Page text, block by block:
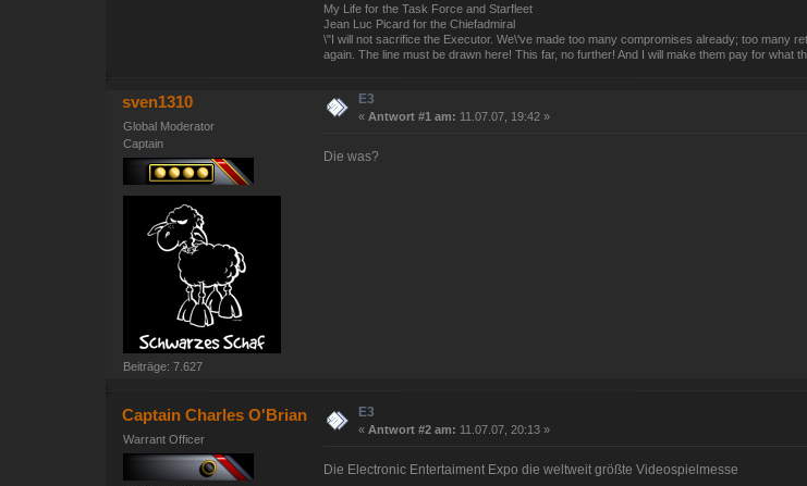
My Life for the Task Force and Starfleet
Jean Luc Picard for the Chiefadmiral
\"I will not sacrifice the Executor. We\'ve made too many compromises already; too many
again. The line must be drawn here! This far, no further! And I will make them pay for what
sven1310
Global Moderator
Captain
Beiträge: 7.627
E3
« Antwort #1 am: 11.07.07, 19:42 »
Die was?
Captain Charles O'Brian
Warrant Officer
E3
« Antwort #2 am: 11.07.07, 20:13 »
Die Electronic Entertaiment Expo die weltweit größte Videospielmesse